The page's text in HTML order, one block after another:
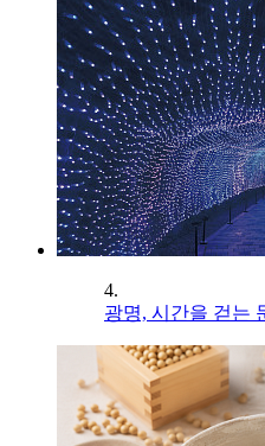
4.
광명, 시간을 걷는